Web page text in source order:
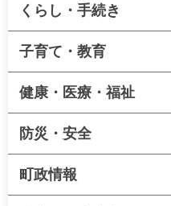
くらし・手続き
子育て・教育
健康・医療・福祉
防災・安全
町政情報